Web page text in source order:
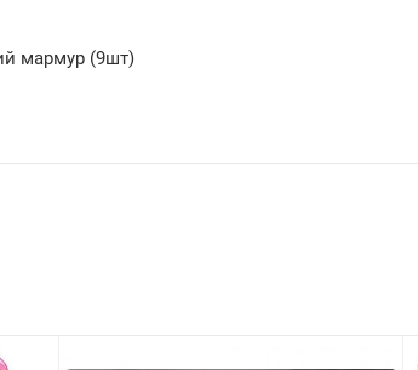
мармур (9шт)